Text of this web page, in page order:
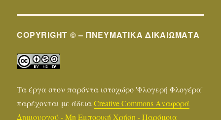
COPYRIGHT © – ΠΝΕΥΜΑΤΙΚΆ ΔΙΚΑΙΏΜΑΤΑ
Τα έργα στον παρόντα ιστοχώρο 'Φλογερή Φλογέρα'
παρέχονται με άδειαCreative Commons Αναφορά
Δημιουργού - Μη Εμπορική Χρήση - Παρόμοια